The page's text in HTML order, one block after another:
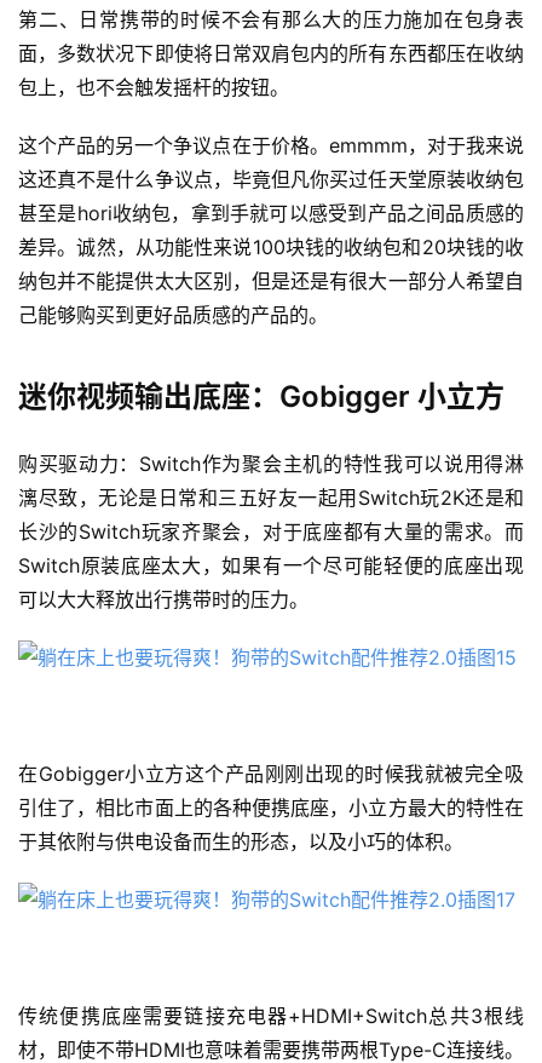
第二、日常携带的时候不会有那么大的压力施加在包身表
面，多数状况下即使将日常双肩包内的所有东西都压在收纳
包上，也不会触发摇杆的按钮。
这个产品的另一个争议点在于价格。emmmm，对于我来说
这还真不是什么争议点，毕竟但凡你买过任天堂原装收纳包
甚至是hori收纳包，拿到手就可以感受到产品之间品质感的
差异。诚然，从功能性来说100块钱的收纳包和20块钱的收
纳包并不能提供太大区别，但是还是有很大一部分人希望自
己能够购买到更好品质感的产品的。
迷你视频输出底座：Gobigger 小立方
购买驱动力：Switch作为聚会主机的特性我可以说用得淋
漓尽致，无论是日常和三五好友一起用Switch玩2K还是和
长沙的Switch玩家齐聚会，对于底座都有大量的需求。而
Switch原装底座太大，如果有一个尽可能轻便的底座出现
可以大大释放出行携带时的压力。
在Gobigger小立方这个产品刚刚出现的时候我就被完全吸
引住了，相比市面上的各种便携底座，小立方最大的特性在
于其依附与供电设备而生的形态，以及小巧的体积。
传统便携底座需要链接充电器+HDMI+Switch总共3根线
材，即使不带HDMI也意味着需要携带两根Type-C连接线。